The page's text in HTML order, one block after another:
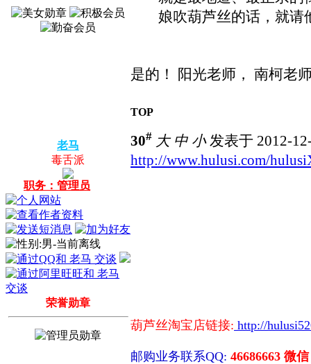
娘吹葫芦丝的话，就
是的！ 阳光老师， 南柯老
TOP
老马
毒舌派
职务：管理员
荣誉勋章
30# 大 中 小发表于 2012-
http://www.hulusi.com/
葫芦丝淘宝店链接: http://
邮购业务联系QQ: 46686663 微